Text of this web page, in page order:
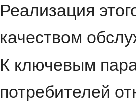
Реализация
качеством
К ключевым
потребителей